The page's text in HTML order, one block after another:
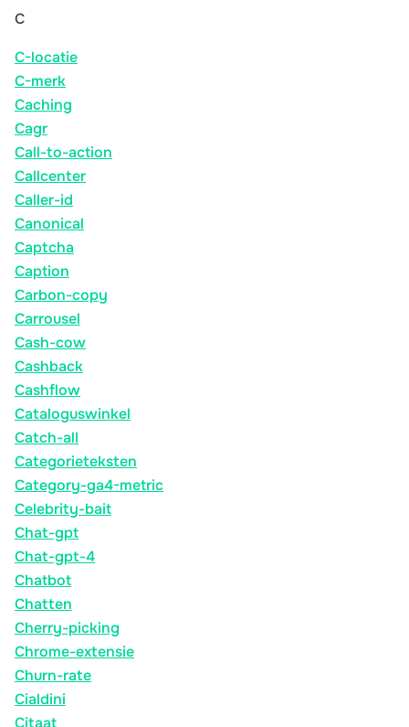
C
C-locatie
C-merk
Caching
Cagr
Call-to-action
Callcenter
Caller-id
Canonical
Captcha
Caption
Carbon-copy
Carrousel
Cash-cow
Cashback
Cashflow
Cataloguswinkel
Catch-all
Categorieteksten
Category-ga4-metric
Celebrity-bait
Chat-gpt
Chat-gpt-4
Chatbot
Chatten
Cherry-picking
Chrome-extensie
Churn-rate
Cialdini